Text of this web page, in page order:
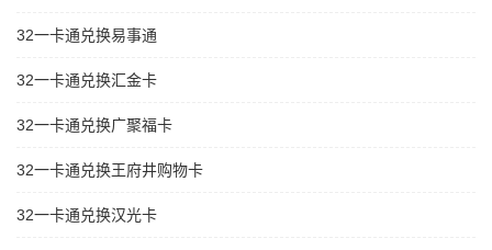
32一卡通兑换易事通
32一卡通兑换汇金卡
32一卡通兑换广聚福卡
32一卡通兑换王府井购物卡
32一卡通兑换汉光卡